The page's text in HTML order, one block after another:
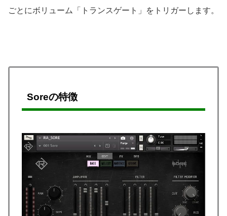
ごとにボリューム「トランスゲート」をトリガーします。
Soreの特徴